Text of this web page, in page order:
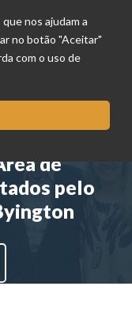
nos ajudam a
no botão "Aceitar"
com o uso de
de
pelo